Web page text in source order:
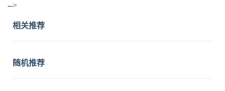
-->
相关推荐
随机推荐